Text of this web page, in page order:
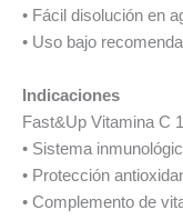
• Fácil disolución en
• Uso bajo
Indicaciones
Fast&Up Vitamina C
• Sistema
• Protección
• Complemento de